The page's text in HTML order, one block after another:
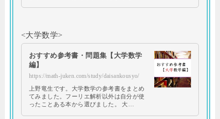
<大学数学>
おすすめ参考書・問題集【大学数学
編】
https://math-juken.com/study/daisankousyo/
上野竜生です。大学数学の参考書をまとめ
てみました。フーリエ解析以外は自分が使
ったことある本から選びました。 大…